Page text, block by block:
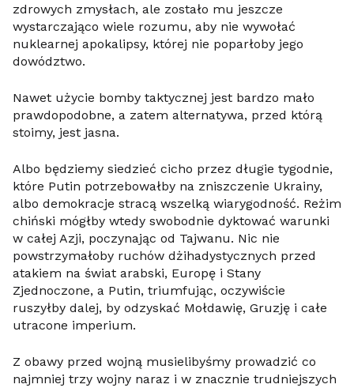
zdrowych zmysłach, ale zostało mu jeszcze
wystarczająco wiele rozumu, aby nie wywołać
nuklearnej apokalipsy, której nie poparłoby jego
dowództwo.
Nawet użycie bomby taktycznej jest bardzo mało
prawdopodobne, a zatem alternatywa, przed którą
stoimy, jest jasna.
Albo będziemy siedzieć cicho przez długie tygodnie,
które Putin potrzebowałby na zniszczenie Ukrainy,
albo demokracje stracą wszelką wiarygodność. Reżim
chiński mógłby wtedy swobodnie dyktować warunki
w całej Azji, poczynając od Tajwanu. Nic nie
powstrzymałoby ruchów dżihadystycznych przed
atakiem na świat arabski, Europę i Stany
Zjednoczone, a Putin, triumfując, oczywiście
ruszyłby dalej, by odzyskać Mołdawię, Gruzję i całe
utracone imperium.
Z obawy przed wojną musielibyśmy prowadzić co
najmniej trzy wojny naraz i w znacznie trudniejszych